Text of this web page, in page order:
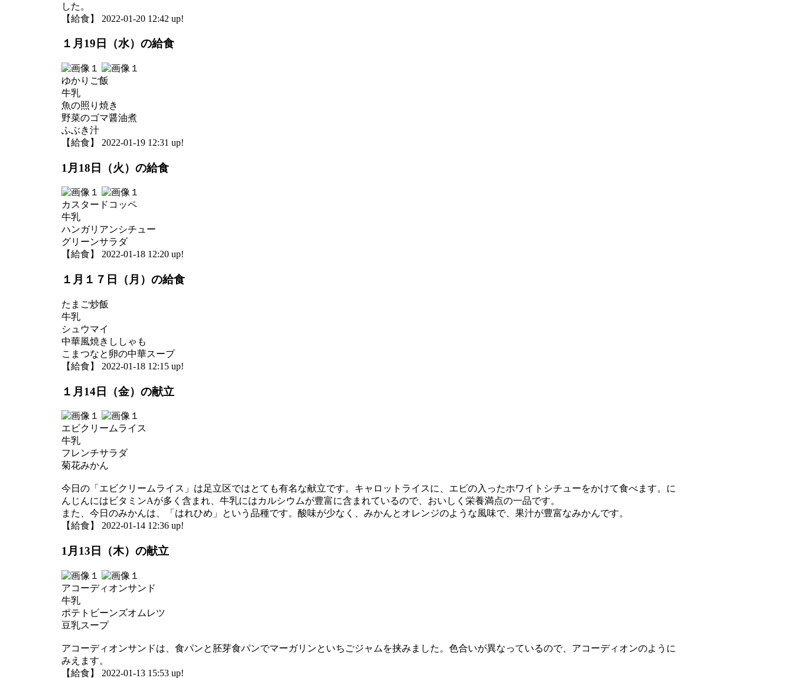
した。
【給食】 2022-01-20 12:42 up!
１月19日（水）の給食
ゆかりご飯
牛乳
魚の照り焼き
野菜のゴマ醤油煮
ふぶき汁
【給食】 2022-01-19 12:31 up!
1月18日（火）の給食
カスタードコッペ
牛乳
ハンガリアンシチュー
グリーンサラダ
【給食】 2022-01-18 12:20 up!
１月１７日（月）の給食
たまご炒飯
牛乳
シュウマイ
中華風焼きししゃも
こまつなと卵の中華スープ
【給食】 2022-01-18 12:15 up!
１月14日（金）の献立
エビクリームライス
牛乳
フレンチサラダ
菊花みかん
今日の「エビクリームライス」は足立区ではとても有名な献立です。キャロットライスに、エビの入ったホワイトシチューをかけて食べます。に
んじんにはビタミンAが多く含まれ、牛乳にはカルシウムが豊富に含まれているので、おいしく栄養満点の一品です。
また、今日のみかんは、「はれひめ」という品種です。酸味が少なく、みかんとオレンジのような風味で、果汁が豊富なみかんです。
【給食】 2022-01-14 12:36 up!
1月13日（木）の献立
アコーディオンサンド
牛乳
ポテトビーンズオムレツ
豆乳スープ
アコーディオンサンドは、食パンと胚芽食パンでマーガリンといちごジャムを挟みました。色合いが異なっているので、アコーディオンのように
みえます。
【給食】 2022-01-13 15:53 up!